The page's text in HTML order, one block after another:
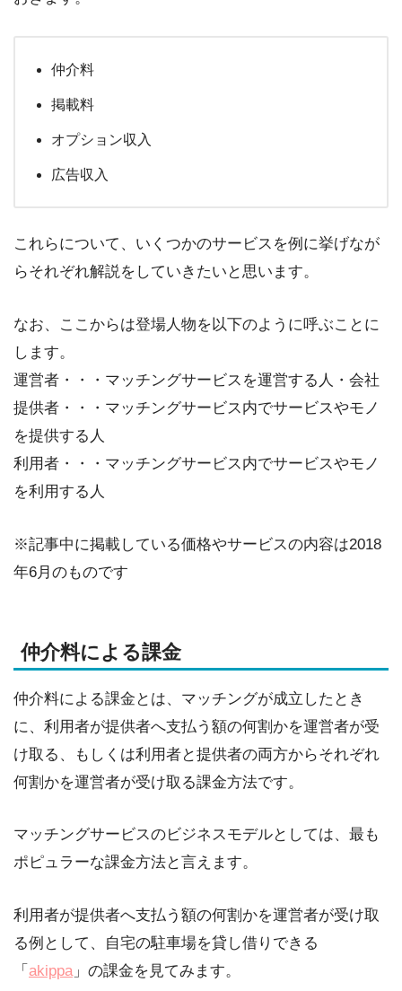
仲介料
掲載料
オプション収入
広告収入
これらについて、いくつかのサービスを例に挙げなが
らそれぞれ解説をしていきたいと思います。
なお、ここからは登場人物を以下のように呼ぶことに
します。
運営者・・・マッチングサービスを運営する人・会社
提供者・・・マッチングサービス内でサービスやモノ
を提供する人
利用者・・・マッチングサービス内でサービスやモノ
を利用する人
※記事中に掲載している価格やサービスの内容は2018
年6月のものです
仲介料による課金
仲介料による課金とは、マッチングが成立したとき
に、利用者が提供者へ支払う額の何割かを運営者が受
け取る、もしくは利用者と提供者の両方からそれぞれ
何割かを運営者が受け取る課金方法です。
マッチングサービスのビジネスモデルとしては、最も
ポピュラーな課金方法と言えます。
利用者が提供者へ支払う額の何割かを運営者が受け取
る例として、自宅の駐車場を貸し借りできる
「 akippa」の課金を見てみます。